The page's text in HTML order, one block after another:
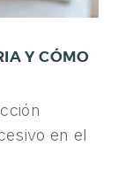
Y CÓMO
en el